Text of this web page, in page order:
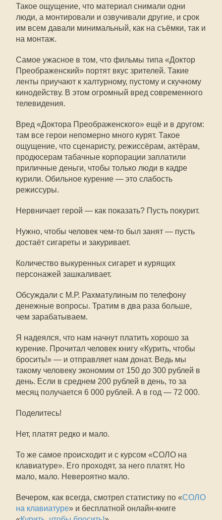
Такое ощущение, что материал снимали одни
люди, а монтировали и озвучивали другие, и срок
им всем давали минимальный, как на съёмки, так и
на монтаж.
Самое ужасное в том, что фильмы типа «Доктор
Преображенский» портят вкус зрителей. Такие
ленты приучают к халтурному, пустому и скучному
кинодейству. В этом огромный вред современного
телевидения.
Вред «Доктора Преображенского» ещё и в другом:
там все герои непомерно много курят. Такое
ощущение, что сценаристу, режиссёрам, актёрам,
продюсерам табачные корпорации заплатили
приличные деньги, чтобы только люди в кадре
курили. Обильное курение — это слабость
режиссуры.
Нервничает герой — как показать? Пусть покурит.
Нужно, чтобы человек чем-то был занят — пусть
достаёт сигареты и закуривает.
Количество выкуренных сигарет и курящих
персонажей зашкаливает.
Обсуждали с М.Р. Рахматулиным по телефону
денежные вопросы. Тратим в два раза больше,
чем зарабатываем.
Я надеялся, что нам начнут платить хорошо за
курение. Прочитал человек книгу «Курить, чтобы
бросить!» — и отправляет нам донат. Ведь мы
такому человеку экономим от 150 до 300 рублей в
день. Если в среднем 200 рублей в день, то за
месяц получается 6 000 рублей. А в год — 72 000.
Поделитесь!
Нет, платят редко и мало.
То же самое происходит и с курсом «СОЛО на
клавиатуре». Его проходят, за него платят. Но
мало, мало. Невероятно мало.
Вечером, как всегда, смотрел статистику по «СОЛО
на клавиатуре» и бесплатной онлайн-книге